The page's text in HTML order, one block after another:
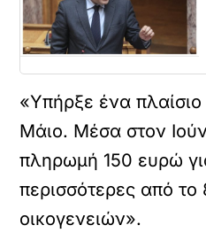
«Υπήρξε ένα
Μάιο. Μέσα στον
πληρωμή 150 ευρώ
περισσότερες από
οικογενειών».